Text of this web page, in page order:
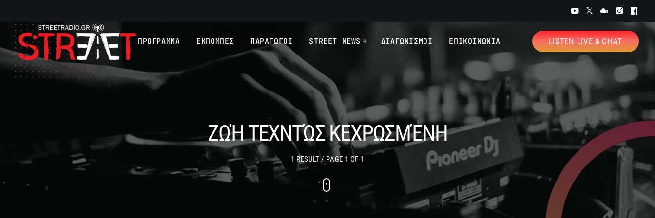
ΠΡΟΓΡΑΜΜΑ ΕΚΠΟΜΠΕΣ ΠΑΡΑΓΩΓΟΙ STREET NEWS ΔΙΑΓΩΝΙΣΜΟΙ ΕΠΙΚΟΙΝΩΝΙΑ LISTEN LIVE & CHAT
ΖΩΉ ΤΕΧΝΤΏΣ ΚΕΧΡΩΣΜΈΝΗ
1 RESULT / PAGE 1 OF 1